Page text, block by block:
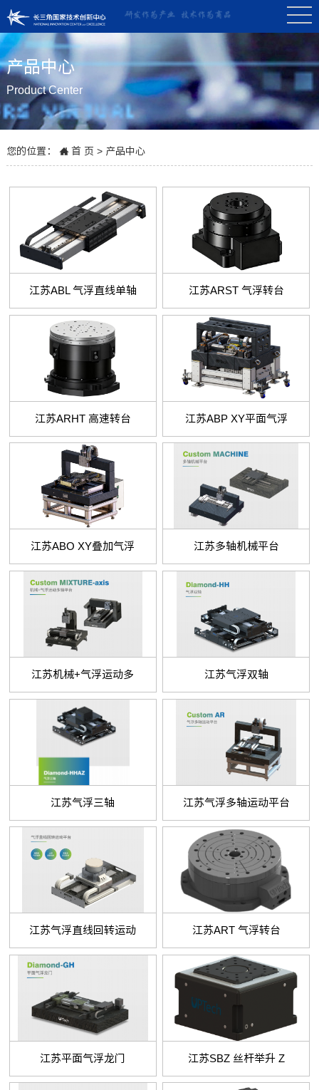
产品中心
Product Center
您的位置： 首 页 > 产品中心
江苏ABL 气浮直线单轴 江苏ARST 气浮转台
江苏ARHT 高速转台 江苏ABP XY平面气浮
江苏ABO XY叠加气浮 江苏多轴机械平台
江苏机械+气浮运动多 江苏气浮双轴
江苏气浮三轴 江苏气浮多轴运动平台
江苏气浮直线回转运动 江苏ART 气浮转台
江苏平面气浮龙门 江苏SBZ 丝杆举升 Z